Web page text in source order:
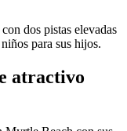
dos pistas elevadas
para sus hijos.
atractivo